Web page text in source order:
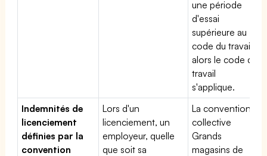
une période
d'essai
supérieure au
code du travail,
alors le code du
travail
s'applique.
Indemnités de
licenciement
définies par la
convention
Lors d'un
licenciement, un
employeur, quelle
que soit sa
La convention
collective
Grands
magasins de